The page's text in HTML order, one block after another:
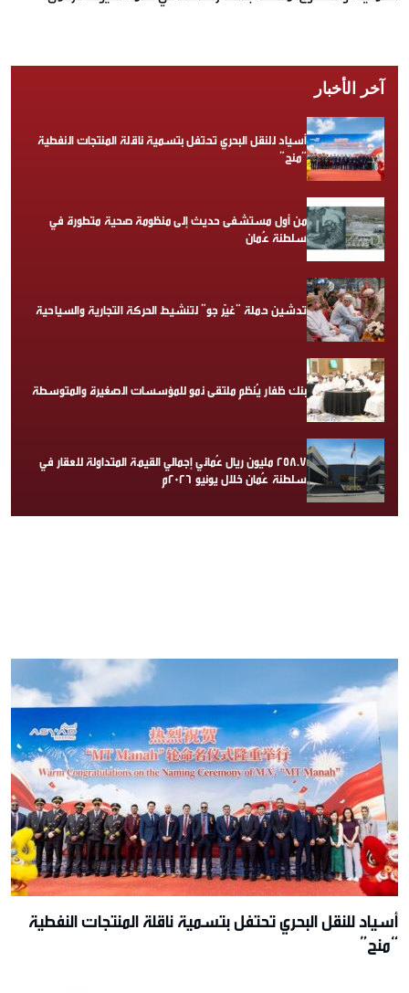
آخر الأخبار
أسياد للنقل البحري تحتفل بتسمية ناقلة المنتجات النفطية
“منح”
من أول مستشفى حديث إلى منظومة صحية متطورة في
سلطنة عُمان
تدشين حملة “غيّر جو” لتنشيط الحركة التجارية والسياحية
بنك ظفار يُنظم ملتقى نمو للمؤسسات الصغيرة والمتوسطة
258.7 مليون ريال عُماني إجمالي القيمة المتداولة للعقار في
سلطنة عُمان خلال يونيو 2026م
أسياد للنقل البحري تحتفل بتسمية ناقلة المنتجات النفطية
“منح”